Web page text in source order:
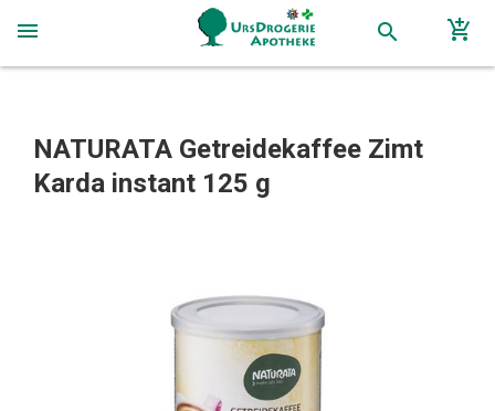
menu search add_shopping_cart
NATURATA Getreidekaffee Zimt
Karda instant 125 g